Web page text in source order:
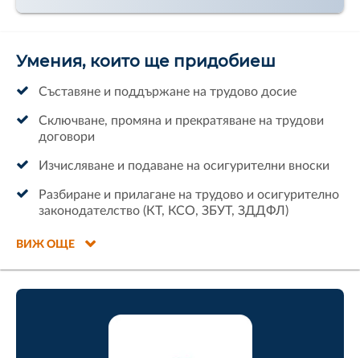
Умения, които ще придобиеш
Съставяне и поддържане на трудово досие
Сключване, промяна и прекратяване на трудови
договори
Изчисляване и подаване на осигурителни вноски
Разбиране и прилагане на трудово и осигурително
законодателство (КТ, КСО, ЗБУТ, ЗДДФЛ)
ВИЖ ОЩЕ